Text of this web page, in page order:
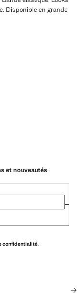
Disponible en grande
et nouveautés
confidentialité.